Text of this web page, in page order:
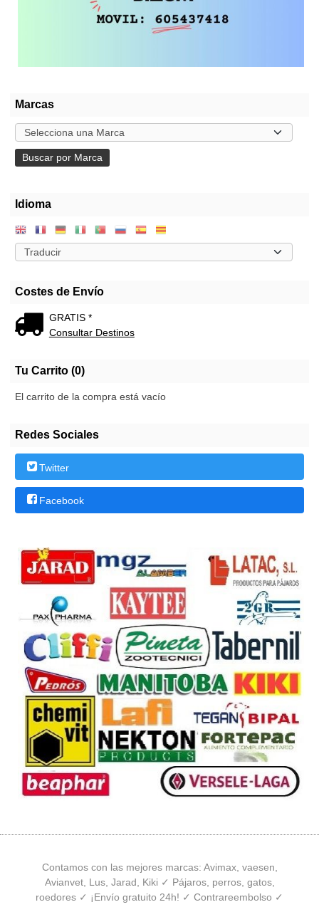
Marcas
Idioma
Costes de Envío
GRATIS *
Consultar Destinos
Tu Carrito (0)
El carrito de la compra está vacío
Redes Sociales
Twitter
Facebook
Contamos con las mejores marcas: Avimax, vaesen,
Avianvet, Lus, Jarad, Kiki ✓ Pájaros, perros, gatos,
roedores ✓ ¡Envío gratuito 24h! ✓ Contrareembolso ✓